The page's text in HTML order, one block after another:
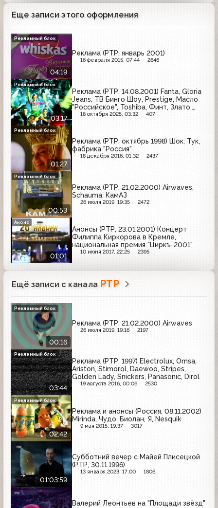
Еще записи этого оформления
04:19
Реклама (РТР, январь 2001)
16 февраля 2015, 07:44 2646
Рекламный блок
03:17
Реклама (РТР, 14.08.2001) Fanta, Gloria
Jeans, ТВ Бинго Шоу, Prestige, Масло
"Российское", Toshiba, Финт, Злато,
Domestos, Tchibo, Coca-Cola
18 октября 2025, 03:32 407
Рекламный блок
01:27
Реклама (РТР, октябрь 1998) Шок, Тук,
фабрика "Россия"
18 декабря 2016, 01:32 2437
Рекламный блок
00:53
Реклама (РТР, 21.02.2000) Airwaves,
Schauma, КамАЗ
26 июля 2019, 19:35 2472
Рекламный блок
01:01
Анонсы (РТР, 23.01.2001) Концерт
Филиппа Киркорова в Кремле,
национальная премия "Циркъ-2001"
10 июня 2017, 22:25 2395
Анонс
Ещё записи с канала РТР
00:16
Реклама (РТР, 21.02.2000) Airwaves
26 июля 2019, 19:16 2197
Рекламный блок
03:44
Реклама (РТР, 1997) Electrolux, Omsa,
Ariston, Stimorol, Daewoo, Stripes,
Golden Lady, Snickers, Panasonic, Dirol
19 августа 2016, 00:06 2530
Рекламный блок
02:42
Реклама и анонсы (Россия, 08.11.2002)
Mirinda, Чудо, Биолан, Я, Nesquik
9 мая 2015, 19:37 3017
Рекламный блок
01:03:59
Субботний вечер с Майей Плисецкой
(РТР, 30.11.1996)
13 января 2023, 17:00 1806
Валерий Леонтьев на "Площади звёзд"